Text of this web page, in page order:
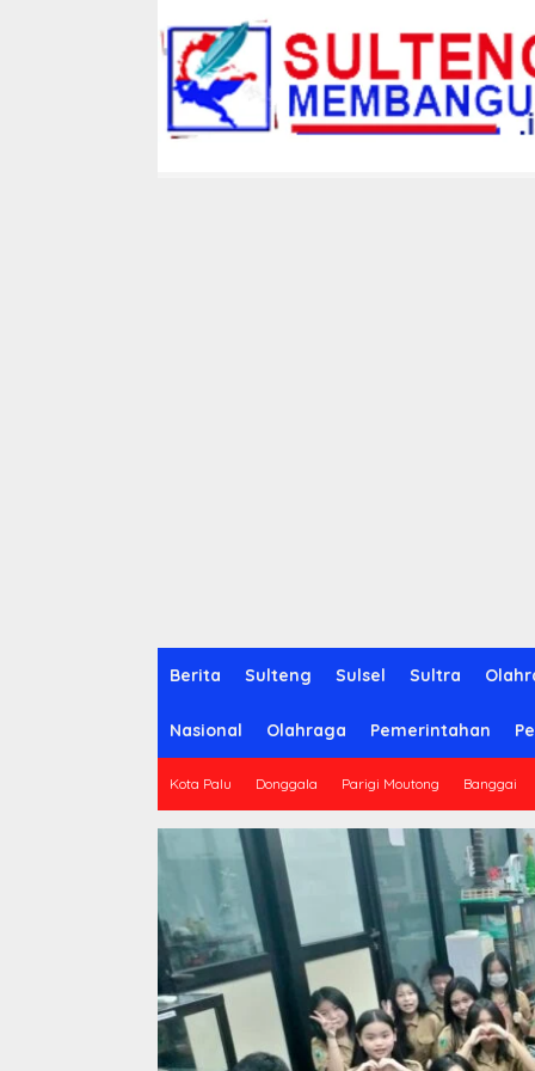
Berita Sulteng Sulsel Sultra
Nasional Olahraga Pemerintahan
Kota Palu Donggala Parigi Moutong Banggai